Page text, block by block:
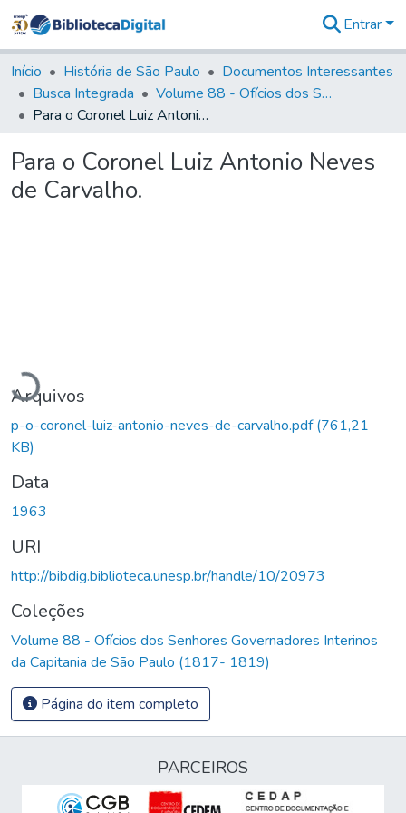
&
Coleções
Tudo na
Biblioteca
Estatísticas
Entrar
Início História de São Paulo
Documentos Interessantes
Busca Integrada
Volume 88 - Ofícios dos Senhores Governadores Interinos da Capitania de São Paulo (1817- 1819)
Para o Coronel Luiz Antonio Neves de Carvalho.
Para o Coronel Luiz Antonio Neves
de Carvalho.
Arquivos
p-o-coronel-luiz-antonio-neves-de-carvalho.pdf(761,21
KB)
Data
1963
URI
http://bibdig.biblioteca.unesp.br/handle/10/20973
Coleções
Volume 88 - Ofícios dos Senhores Governadores Interinos
da Capitania de São Paulo (1817- 1819)
Página do item completo
PARCEIROS